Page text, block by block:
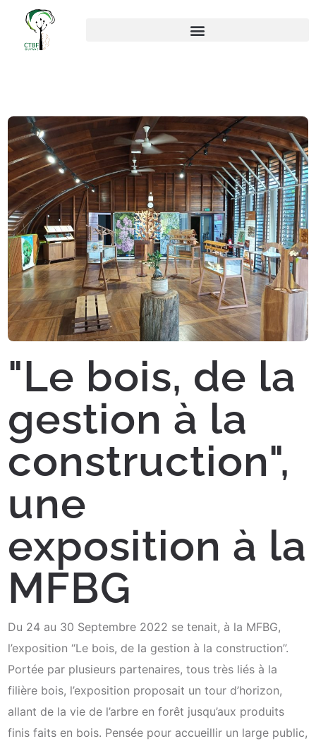
"Le bois, de la
gestion à la
construction",
une
exposition à la
MFBG
Du 24 au 30 Septembre 2022 se tenait, à la MFBG,
l’exposition “Le bois, de la gestion à la construction”.
Portée par plusieurs partenaires, tous très liés à la
filière bois, l’exposition proposait un tour d’horizon,
allant de la vie de l’arbre en forêt jusqu’aux produits
finis faits en bois. Pensée pour accueillir un large public,